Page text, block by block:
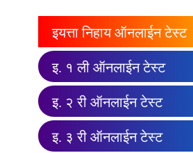
इयत्ता निहाय ऑनलाईन टेस्ट
इ. १ ली ऑनलाईन टेस्ट
इ. २ री ऑनलाईन टेस्ट
इ. ३ री ऑनलाईन टेस्ट